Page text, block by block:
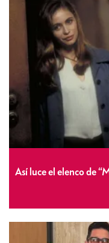
Así luce el elenco de